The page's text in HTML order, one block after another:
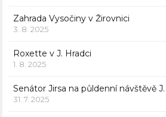
Zahrada Vysočiny v Žirovnici
3. 8. 2025
Roxette v J. Hradci
1. 8. 2025
Senátor Jirsa na půldenní návštěvě
31. 7. 2025